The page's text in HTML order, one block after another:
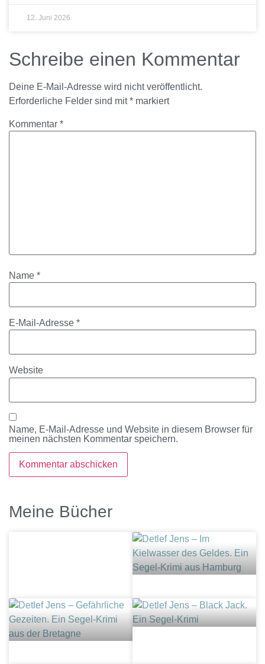
12. Juni 2026
Schreibe einen Kommentar
Deine E-Mail-Adresse wird nicht veröffentlicht.
Erforderliche Felder sind mit* markiert
Kommentar *
Name *
E-Mail-Adresse *
Website
Name, E-Mail-Adresse und Website in diesem Browser für
meinen nächsten Kommentar speichern.
Meine Bücher